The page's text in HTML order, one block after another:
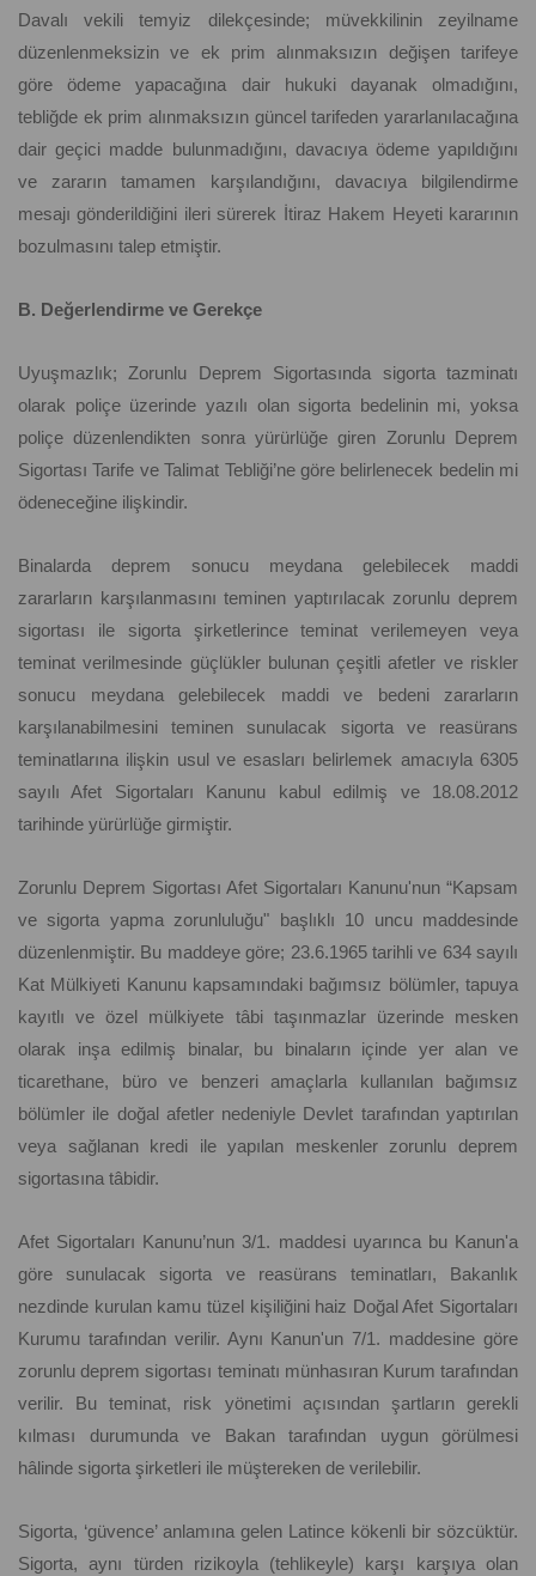
Davalı vekili temyiz dilekçesinde; müvekkilinin zeyilname
düzenlenmeksizin ve ek prim alınmaksızın değişen tarifeye
göre ödeme yapacağına dair hukuki dayanak olmadığını,
tebliğde ek prim alınmaksızın güncel tarifeden yararlanılacağına
dair geçici madde bulunmadığını, davacıya ödeme yapıldığını
ve zararın tamamen karşılandığını, davacıya bilgilendirme
mesajı gönderildiğini ileri sürerek İtiraz Hakem Heyeti kararının
bozulmasını talep etmiştir.
B. Değerlendirme ve Gerekçe
Uyuşmazlık; Zorunlu Deprem Sigortasında sigorta tazminatı
olarak poliçe üzerinde yazılı olan sigorta bedelinin mi, yoksa
poliçe düzenlendikten sonra yürürlüğe giren Zorunlu Deprem
Sigortası Tarife ve Talimat Tebliği’ne göre belirlenecek bedelin mi
ödeneceğine ilişkindir.
Binalarda deprem sonucu meydana gelebilecek maddi
zararların karşılanmasını teminen yaptırılacak zorunlu deprem
sigortası ile sigorta şirketlerince teminat verilemeyen veya
teminat verilmesinde güçlükler bulunan çeşitli afetler ve riskler
sonucu meydana gelebilecek maddi ve bedeni zararların
karşılanabilmesini teminen sunulacak sigorta ve reasürans
teminatlarına ilişkin usul ve esasları belirlemek amacıyla 6305
sayılı Afet Sigortaları Kanunu kabul edilmiş ve 18.08.2012
tarihinde yürürlüğe girmiştir.
Zorunlu Deprem Sigortası Afet Sigortaları Kanunu'nun “Kapsam
ve sigorta yapma zorunluluğu" başlıklı 10 uncu maddesinde
düzenlenmiştir. Bu maddeye göre; 23.6.1965 tarihli ve 634 sayılı
Kat Mülkiyeti Kanunu kapsamındaki bağımsız bölümler, tapuya
kayıtlı ve özel mülkiyete tâbi taşınmazlar üzerinde mesken
olarak inşa edilmiş binalar, bu binaların içinde yer alan ve
ticarethane, büro ve benzeri amaçlarla kullanılan bağımsız
bölümler ile doğal afetler nedeniyle Devlet tarafından yaptırılan
veya sağlanan kredi ile yapılan meskenler zorunlu deprem
sigortasına tâbidir.
Afet Sigortaları Kanunu’nun 3/1. maddesi uyarınca bu Kanun'a
göre sunulacak sigorta ve reasürans teminatları, Bakanlık
nezdinde kurulan kamu tüzel kişiliğini haiz Doğal Afet Sigortaları
Kurumu tarafından verilir. Aynı Kanun'un 7/1. maddesine göre
zorunlu deprem sigortası teminatı münhasıran Kurum tarafından
verilir. Bu teminat, risk yönetimi açısından şartların gerekli
kılması durumunda ve Bakan tarafından uygun görülmesi
hâlinde sigorta şirketleri ile müştereken de verilebilir.
Sigorta, ‘güvence’ anlamına gelen Latince kökenli bir sözcüktür.
Sigorta, aynı türden rizikoyla (tehlikeyle) karşı karşıya olan